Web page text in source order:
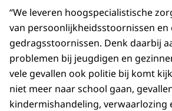
“We leveren hoogspecialistische
van persoonlijkheidsstoornissen en
gedragsstoornissen. Denk daarbij
problemen bij jeugdigen en
vele gevallen ook politie bij komt
niet meer naar school gaan,
kindermishandeling, verwaarlozing